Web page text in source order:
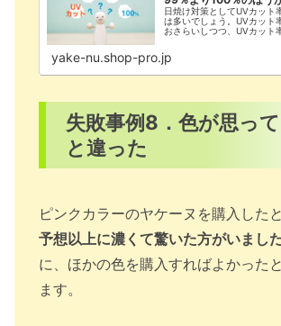
日焼け対策としてUVカット
は多いでしょう。UVカット
おさらいしつつ、UVカット
yake-nu.shop-pro.jp
失敗事例8．色が思っ
と違った
ピンクカラーのヤケーヌを購入したと
予想以上に濃くて驚いた方がいまし
に、ほかの色を購入すればよかった
ます。